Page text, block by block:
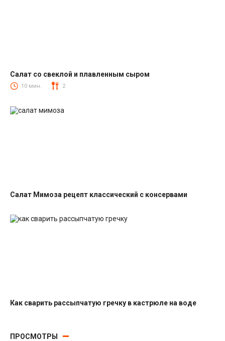
Салаты со свеклой
Салат со свеклой и плавленным сыром
10 мин. 2
Салат Мимоза рецепт классический с консервами
Как сварить рассыпчатую гречку в кастрюле на воде
ПРОСМОТРЫ